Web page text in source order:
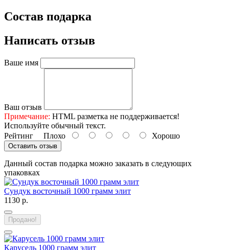
Состав подарка
Написать отзыв
Ваше имя
Ваш отзыв
Примечание: HTML разметка не поддерживается!
Используйте обычный текст.
Рейтинг Плохо Хорошо
Оставить отзыв
Данный состав подарка можно заказать в следующих
упаковках
Сундук восточный 1000 грамм элит
1130 р.
Продано!
Карусель 1000 грамм элит